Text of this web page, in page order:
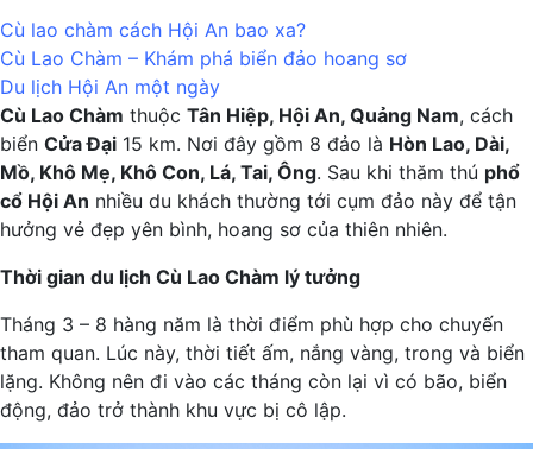
Cù lao chàm cách Hội An bao xa?
Cù Lao Chàm – Khám phá biển đảo hoang sơ
Du lịch Hội An một ngày
Cù Lao Chàm thuộc Tân Hiệp, Hội An, Quảng Nam, cách
biển Cửa Đại 15 km. Nơi đây gồm 8 đảo là Hòn Lao, Dài,
Mồ, Khô Mẹ, Khô Con, Lá, Tai, Ông. Sau khi thăm thú phổ
cổ Hội An nhiều du khách thường tới cụm đảo này để tận
hưởng vẻ đẹp yên bình, hoang sơ của thiên nhiên.
Thời gian du lịch Cù Lao Chàm lý tưởng
Tháng 3 – 8 hàng năm là thời điểm phù hợp cho chuyến
tham quan. Lúc này, thời tiết ấm, nắng vàng, trong và biển
lặng. Không nên đi vào các tháng còn lại vì có bão, biển
động, đảo trở thành khu vực bị cô lập.